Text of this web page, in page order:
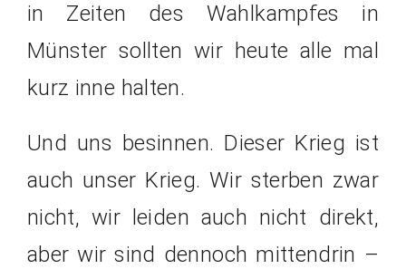
in Zeiten des Wahlkampfes in
Münster sollten wir heute alle mal
kurz inne halten.
Und uns besinnen. Dieser Krieg ist
auch unser Krieg. Wir sterben zwar
nicht, wir leiden auch nicht direkt,
aber wir sind dennoch mittendrin –